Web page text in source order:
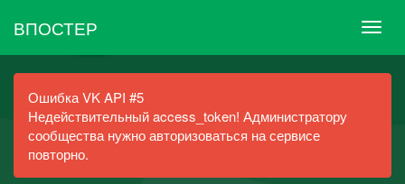
ВПОСТЕР
Ошибка VK API #5
Недействительный access_token! Администратору
сообщества нужно авторизоваться на сервисе
повторно.